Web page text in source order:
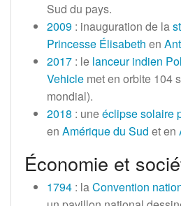
Sud du pays.
2009 : inauguration de la
Princesse Élisabeth en
2017 : le lanceur indien
Vehicle met en orbite 104
mondial).
2018 : uneéclipse solaire
en Amérique du Sud et en
Économie et
1794 : laConvention